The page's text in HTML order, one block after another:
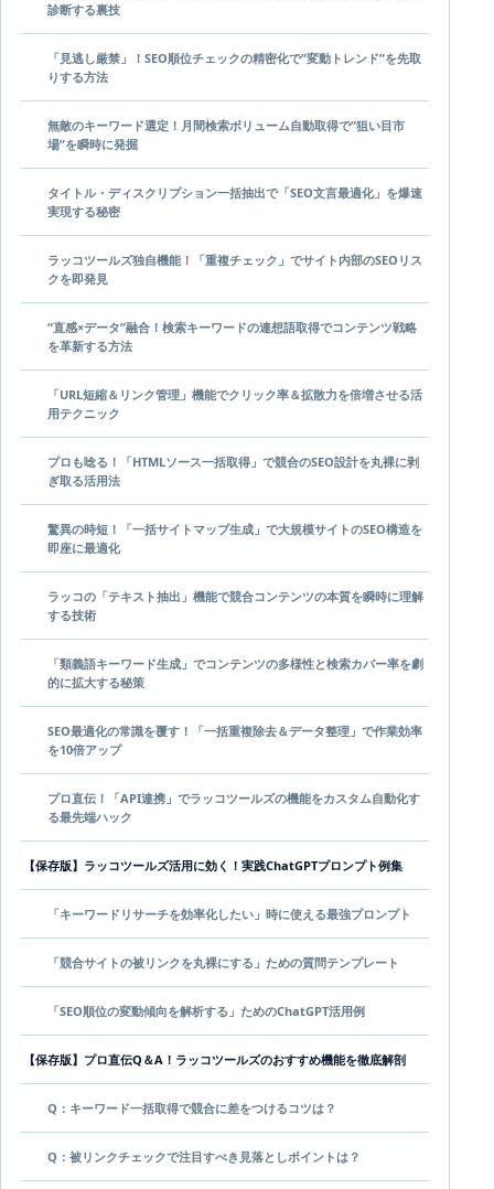
診断する裏技
「見逃し厳禁」！SEO順位チェックの精密化で”変動トレンド”を先取
りする方法
無敵のキーワード選定！月間検索ボリューム自動取得で”狙い目市
場”を瞬時に発掘
タイトル・ディスクリプション一括抽出で「SEO文言最適化」を爆速
実現する秘密
ラッコツールズ独自機能！「重複チェック」でサイト内部のSEOリス
クを即発見
“直感×データ”融合！検索キーワードの連想語取得でコンテンツ戦略
を革新する方法
「URL短縮＆リンク管理」機能でクリック率＆拡散力を倍増させる活
用テクニック
プロも唸る！「HTMLソース一括取得」で競合のSEO設計を丸裸に剥
ぎ取る活用法
驚異の時短！「一括サイトマップ生成」で大規模サイトのSEO構造を
即座に最適化
ラッコの「テキスト抽出」機能で競合コンテンツの本質を瞬時に理解
する技術
「類義語キーワード生成」でコンテンツの多様性と検索カバー率を劇
的に拡大する秘策
SEO最適化の常識を覆す！「一括重複除去＆データ整理」で作業効率
を10倍アップ
プロ直伝！「API連携」でラッコツールズの機能をカスタム自動化す
る最先端ハック
【保存版】ラッコツールズ活用に効く！実践ChatGPTプロンプト例集
「キーワードリサーチを効率化したい」時に使える最強プロンプト
「競合サイトの被リンクを丸裸にする」ための質問テンプレート
「SEO順位の変動傾向を解析する」ためのChatGPT活用例
【保存版】プロ直伝Q＆A！ラッコツールズのおすすめ機能を徹底解剖
Q：キーワード一括取得で競合に差をつけるコツは？
Q：被リンクチェックで注目すべき見落としポイントは？